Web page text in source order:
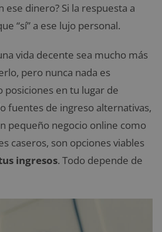
ese dinero? Si la respuesta a
“sí” a ese lujo personal.
vida decente sea mucho más
pero nunca nada es
posiciones en tu lugar de
fuentes de ingreso alternativas,
pequeño negocio online como
caseros, son opciones viables
ingresos. Todo depende de